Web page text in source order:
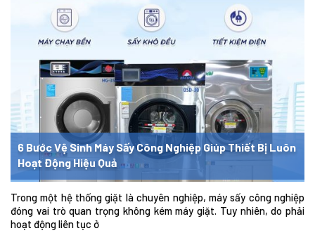
6 Bước Vệ Sinh Máy Sấy Công Nghiệp Giúp Thiết Bị Luôn
Hoạt Động Hiệu Quả
Trong một hệ thống giặt là chuyên nghiệp, máy sấy công nghiệp
đóng vai trò quan trọng không kém máy giặt. Tuy nhiên, do phải
hoạt động liên tục ở